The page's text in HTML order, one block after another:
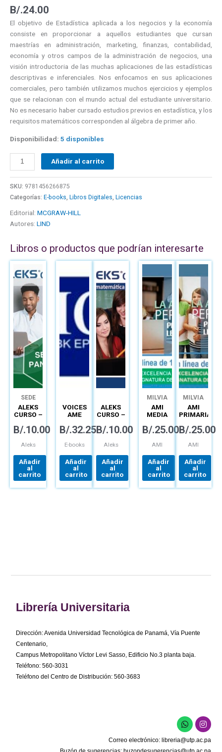
B/.24.00
El objetivo de Estadística aplicada a los negocios y la economía
consiste en proporcionar a aquellos estudiantes que cursan
maestrías en administración, marketing, finanzas, contabilidad,
economía y otros campos de la administración de negocios, una
visión introductoria de las muchas aplicaciones de las estadísticas
descriptivas e inferenciales. Nos enfocamos en sus aplicaciones
comerciales, pero también utilizamos muchos ejercicios y ejemplos
que se relacionan con el mundo actual del estudiante universitario.
No es necesario haber cursado estudios previos en estadística, y los
requisitos matemáticos corresponden al álgebra de primer año.
Disponibilidad: 5 disponibles
Añadir al carrito
SKU: 9781456266875
Categorías: E-books Libros Digitales Licencias
Editorial: MCGRAW-HILL
Autores: LIND
Libros o productos que podrían interesarte
SEDE
PANAMÁ
ALEKS
CURSO –
MATEMÁTICA
APRENDIZAJE
B/.10.00
Aleks
Añadir
al
carrito
VOICES
AME
EPIN 5B
B/.32.25
E-books
Añadir
al
carrito
ALEKS
CURSO –
MATEMÁTICA
APRENDIZAJE
B/.10.00
Aleks
Añadir
al
carrito
MILVIA
SOLANO
DE
AMI
MEDIA
12.°
B/.25.00
AMI
Añadir
al
carrito
MILVIA
SOLANO
DE
AMI
PRIMARIA
B/.25.00
AMI
Añadir
al
carrito
Librería Universitaria
Dirección: Avenida Universidad Tecnológica de Panamá, Vía Puente
Centenario,
Campus Metropolitano Víctor Levi Sasso, Edificio No.3 planta baja.
Teléfono: 560-3031
Teléfono del Centro de Distribución: 560-3683
W
h
a
t
I
n
s
t
Correo electrónico: libreria@utp.ac.pa